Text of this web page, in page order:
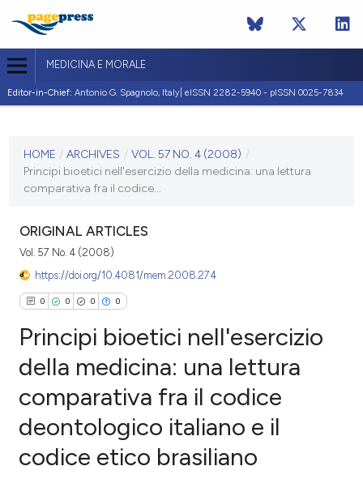
MEDICINA E MORALE
Editor-in-Chief: Antonio G. Spagnolo, Italy| eISSN 2282-5940 - pISSN 0025-7834
VOL. 57 NO. 4 (2008)
HOME / ARCHIVES / VOL. 57 NO. 4 (2008) /
Principi bioetici nell'esercizio della medicina: una lettura
comparativa fra il codice...
ORIGINAL ARTICLES
Vol. 57 No. 4 (2008)
https://doi.org/10.4081/mem.2008.274
0 0 0 0
Citing Publications
Supporting
Mentioning
Contrasting
Principi bioetici nell'esercizio
della medicina: una lettura
comparativa fra il codice
deontologico italiano e il
codice etico brasiliano